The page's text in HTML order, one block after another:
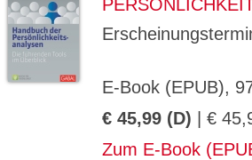
E-Book (EPUB),
€ 45,99 (D) | €
Zum E-Book